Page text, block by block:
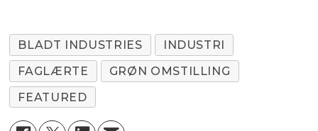
BLADT INDUSTRIES
INDUSTRI
FAGLÆRTE
GRØN OMSTILLING
FEATURED